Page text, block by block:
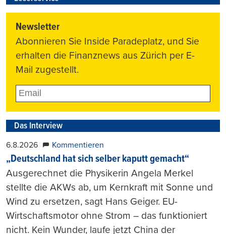
Newsletter
Abonnieren Sie Inside Paradeplatz, und Sie
erhalten die Finanznews aus Zürich per E-
Mail zugestellt.
Das Interview
6.8.2026 Kommentieren
„Deutschland hat sich selber kaputt gemacht“
Ausgerechnet die Physikerin Angela Merkel
stellte die AKWs ab, um Kernkraft mit Sonne und
Wind zu ersetzen, sagt Hans Geiger. EU-
Wirtschaftsmotor ohne Strom – das funktioniert
nicht. Kein Wunder, laufe jetzt China der